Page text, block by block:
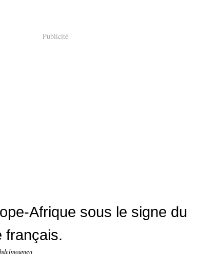
Publicité
Afrique sous le signe du
français.